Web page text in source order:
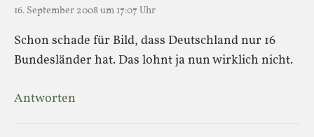
16. September 2008 um 17:07 Uhr
Schon schade für Bild, dass Deutschland nur 16
Bundesländer hat. Das lohnt ja nun wirklich nicht.
Antworten